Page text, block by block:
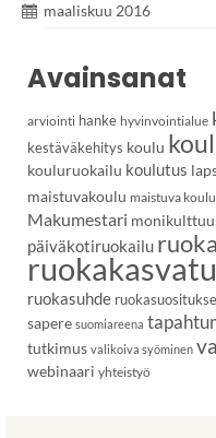
maaliskuu 2016
Avainsanat
arviointi hanke hyvinvointialue
kestäväkehitys koulu
kouluruokailu koulutus
maistuvakoulu maistuva koulu
Makumestari
päiväkotiruokailu
ruokasuhde
sapere suomiareena
tutkimus valikoiva syöminen
webinaari yhteistyö